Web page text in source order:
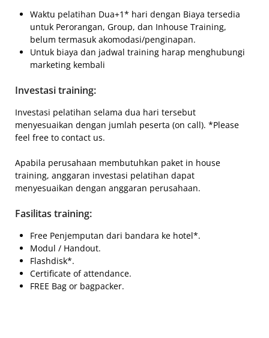
Waktu pelatihan Dua+1* hari dengan Biaya tersedia
untuk Perorangan, Group, dan Inhouse Training,
belum termasuk akomodasi/penginapan.
Untuk biaya dan jadwal training harap menghubungi
marketing kembali
Investasi training:
Investasi pelatihan selama dua hari tersebut
menyesuaikan dengan jumlah peserta (on call). *Please
feel free to contact us.
Apabila perusahaan membutuhkan paket in house
training, anggaran investasi pelatihan dapat
menyesuaikan dengan anggaran perusahaan.
Fasilitas training:
Free Penjemputan dari bandara ke hotel*.
Modul / Handout.
Flashdisk*.
Certificate of attendance.
FREE Bag or bagpacker.